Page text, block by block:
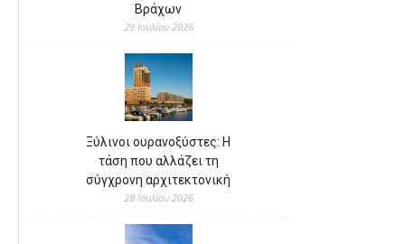
Βράχων
29 Ιουλίου 2026
Ξύλινοι ουρανοξύστες: Η
τάση που αλλάζει τη
σύγχρονη αρχιτεκτονική
28 Ιουλίου 2026